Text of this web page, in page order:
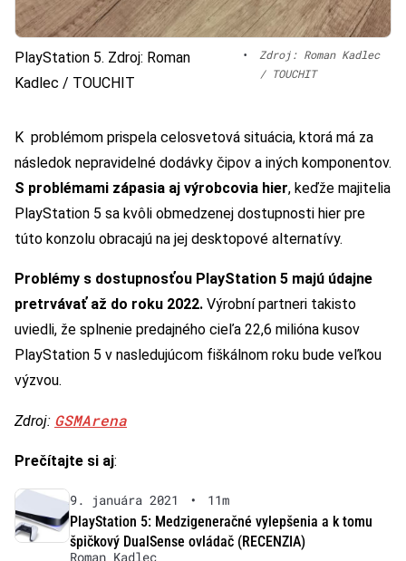
PlayStation 5. Zdroj: Roman
Kadlec / TOUCHIT
•
Zdroj: Roman Kadlec
/ TOUCHIT
K problémom prispela celosvetová situácia, ktorá má za
následok nepravidelné dodávky čipov a iných komponentov.
S problémami zápasia aj výrobcovia hier, keďže majitelia
PlayStation 5 sa kvôli obmedzenej dostupnosti hier pre
túto konzolu obracajú na jej desktopové alternatívy.
Problémy s dostupnosťou PlayStation 5 majú údajne
pretrvávať až do roku 2022. Výrobní partneri takisto
uviedli, že splnenie predajného cieľa 22,6 milióna kusov
PlayStation 5 v nasledujúcom fiškálnom roku bude veľkou
výzvou.
Zdroj: GSMArena
Prečítajte si aj:
9. januára 2021 •
11m
PlayStation 5: Medzigeneračné vylepšenia a k tomu
špičkový DualSense ovládač (RECENZIA)
Roman Kadlec